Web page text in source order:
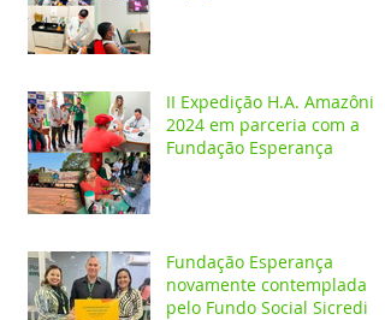
II Expedição H.A. Amazônia
2024 em parceria com a
Fundação Esperança
Fundação Esperança
novamente contemplada
pelo Fundo Social Sicredi